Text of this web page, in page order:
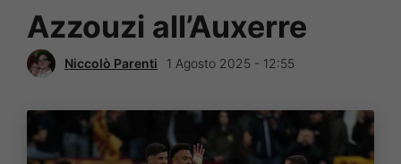
Azzouzi all’Auxerre
Niccolò Parenti 1 Agosto 2025 - 12:55